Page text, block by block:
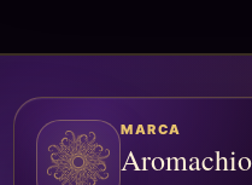
MARCA
Aromachio